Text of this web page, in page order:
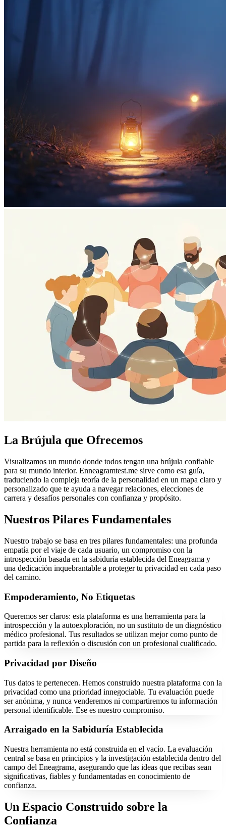
La Brújula que Ofrecemos
Visualizamos un mundo donde todos tengan una brújula confiable
para su mundo interior. Enneagramtest.me sirve como esa guía,
traduciendo la compleja teoría de la personalidad en un mapa claro y
personalizado que te ayuda a navegar relaciones, elecciones de
carrera y desafíos personales con confianza y propósito.
Nuestros Pilares Fundamentales
Nuestro trabajo se basa en tres pilares fundamentales: una profunda
empatía por el viaje de cada usuario, un compromiso con la
introspección basada en la sabiduría establecida del Eneagrama y
una dedicación inquebrantable a proteger tu privacidad en cada paso
del camino.
Empoderamiento, No Etiquetas
Queremos ser claros: esta plataforma es una herramienta para la
introspección y la autoexploración, no un sustituto de un diagnóstico
médico profesional. Tus resultados se utilizan mejor como punto de
partida para la reflexión o discusión con un profesional cualificado.
Privacidad por Diseño
Tus datos te pertenecen. Hemos construido nuestra plataforma con la
privacidad como una prioridad innegociable. Tu evaluación puede
ser anónima, y nunca venderemos ni compartiremos tu información
personal identificable. Ese es nuestro compromiso.
Arraigado en la Sabiduría Establecida
Nuestra herramienta no está construida en el vacío. La evaluación
central se basa en principios y la investigación establecida dentro del
campo del Eneagrama, asegurando que las ideas que recibas sean
significativas, fiables y fundamentadas en conocimiento de
confianza.
Un Espacio Construido sobre la
Confianza